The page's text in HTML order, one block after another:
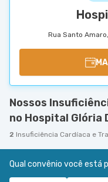
Rua Santo
Nossos
no Hospital Glória
2 Insuficiência Cardíaca e
Qual convênio você está